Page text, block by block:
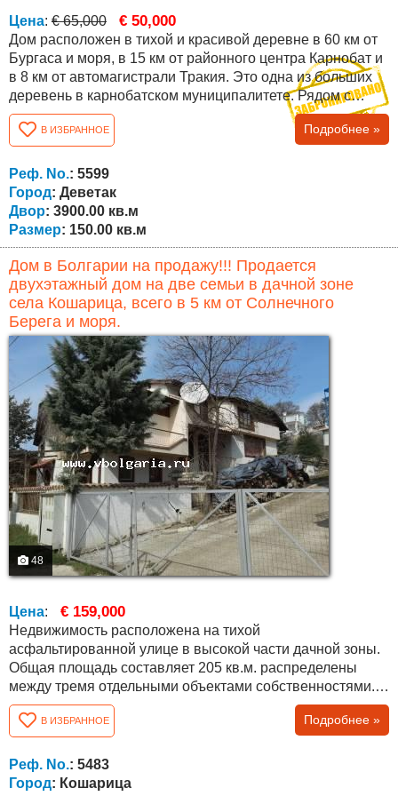
Цена: € 65,000 € 50,000
Дом расположен в тихой и красивой деревне в 60 км от
Бургаса и моря, в 15 км от районного центра Карнобат и
в 8 км от автомагистрали Тракия. Это одна из больших
деревень в карнобатском муниципалитете. Рядом с
селом в 15-16 км к западу от Карнобата находится
Стралджанское озеро. Дом имеет общую застроенную
площадь 150 кв.м., а двор имеет площадь 3900 кв.м .
Недвижимость полностью реконструирована, с
обновлением всех видов установок, кровли,...
В ИЗБРАННОЕ Подробнее »
Реф. No.: 5599
Город: Деветак
Двор: 3900.00 кв.м
Размер: 150.00 кв.м
Дом в Болгарии на продажу!!! Продается
двухэтажный дом на две семьи в дачной зоне
села Кошарица, всего в 5 км от Солнечного
Берега и моря.
48
Цена: € 159,000
Недвижимость расположена на тихой
асфальтированной улице в высокой части дачной зоны.
Общая площадь составляет 205 кв.м. распределены
между тремя отдельными объектами собственностями.
Главный дом, отдельная комната с комнатой для
строительства ванной комнаты с туалетом на первом
этаже и возможность обособить как небольшую студию,
офис или мастерскую, так и меблированная студия с
ванной и туалетом, кухней и террасой на втором...
В ИЗБРАННОЕ Подробнее »
Реф. No.: 5483
Город: Кошарица